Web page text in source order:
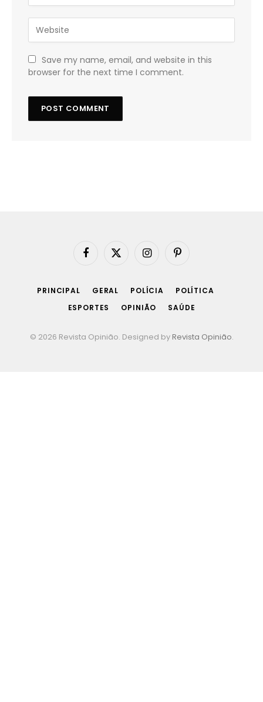
Save my name, email, and website in this
browser for the next time I comment.
Facebook
X
InstagramPinterest
PRINCIPAL GERAL POLÍCIA
POLÍTICA
ESPORTES
OPINIÃO SAÚDE
© 2026 Revista Opinião. Designed by Revista Opinião.